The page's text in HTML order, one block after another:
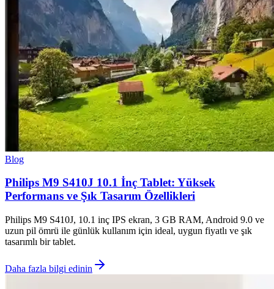
Blog
Philips M9 S410J 10.1 İnç Tablet: Yüksek
Performans ve Şık Tasarım Özellikleri
Philips M9 S410J, 10.1 inç IPS ekran, 3 GB RAM, Android 9.0 ve
uzun pil ömrü ile günlük kullanım için ideal, uygun fiyatlı ve şık
tasarımlı bir tablet.
Daha fazla bilgi edinin